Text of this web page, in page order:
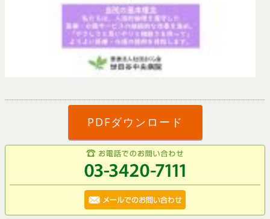
PDFダウンロード